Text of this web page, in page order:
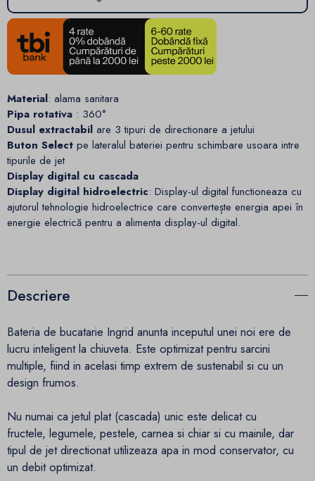
Material: alama sanitara
Pipa rotativa : 360°
Dusul extractabil are 3 tipuri de directionare a jetului
Buton Select pe lateralul bateriei pentru schimbare usoara intre
tipurile de jet
Display digital cu cascada
Display digital hidroelectric: Display-ul digital functioneaza cu
ajutorul tehnologie hidroelectrice care convertește energia apei în
energie electrică pentru a alimenta display-ul digital.
Descriere
Bateria de bucatarie Ingrid anunta inceputul unei noi ere de
lucru inteligent la chiuveta. Este optimizat pentru sarcini
multiple, fiind in acelasi timp extrem de sustenabil si cu un
design frumos.
Nu numai ca jetul plat (cascada) unic este delicat cu
fructele, legumele, pestele, carnea si chiar si cu mainile, dar
tipul de jet directionat utilizeaza apa in mod conservator, cu
un debit optimizat.